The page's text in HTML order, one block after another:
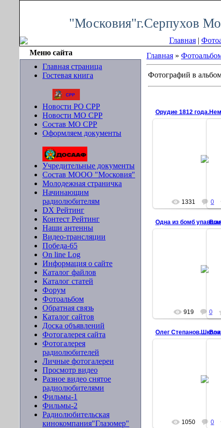
"Московия"г.Серпухов
Главная |
Меню сайта
Главная страница
Гостевая книга
Новости РО СРР
Новости МО СРР
Состав МО СРР
Оформляем документы
Учредительные документы
Состав МООО "Московия"
Молодежная страничка
Начинающим
радиолюбителям
DX Рейтинг
Контест Рейтинг
Наши антенны
Видео-трансляции
Победа-65
On line Log
Информация о сайте
Каталог файлов
Каталог статей
Форум
Фотоальбом
Обратная связь
Каталог сайтов
Доска объявлений
Фотогалерея сайта
Фотогалерея
радиолюбителей
Личные фотогалереи
Просмотр видео
Разное видео снятое
радиолюбителями
Фильмы-1
Фильмы-2
Радиолюбительская
кинокомпания"Глазомер"
Главная »
Фотографий в
Орудие 1812 года.
В
1331 0
В
919 0
Олег
в
1050 0